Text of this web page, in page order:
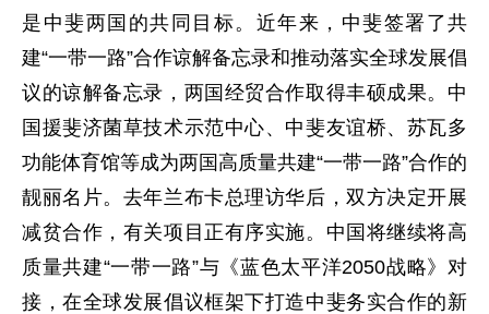
是中斐两国的共同目标。近年来，中斐签署了共
建“一带一路”合作谅解备忘录和推动落实全球发展倡
议的谅解备忘录，两国经贸合作取得丰硕成果。中
国援斐济菌草技术示范中心、中斐友谊桥、苏瓦多
功能体育馆等成为两国高质量共建“一带一路”合作的
靓丽名片。去年兰布卡总理访华后，双方决定开展
减贫合作，有关项目正有序实施。中国将继续将高
质量共建“一带一路”与《蓝色太平洋2050战略》对
接，在全球发展倡议框架下打造中斐务实合作的新